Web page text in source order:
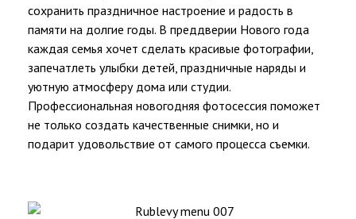
сохранить праздничное настроение и радость в
памяти на долгие годы. В преддверии Нового года
каждая семья хочет сделать красивые фотографии,
запечатлеть улыбки детей, праздничные наряды и
уютную атмосферу дома или студии.
Профессиональная новогодняя фотосессия поможет
не только создать качественные снимки, но и
подарит удовольствие от самого процесса съемки.